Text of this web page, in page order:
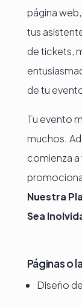
página
tus
de tickets,
de tu
Tu evento
muchos.
comienza
Nuestra
Sea
Páginas o
Diseño